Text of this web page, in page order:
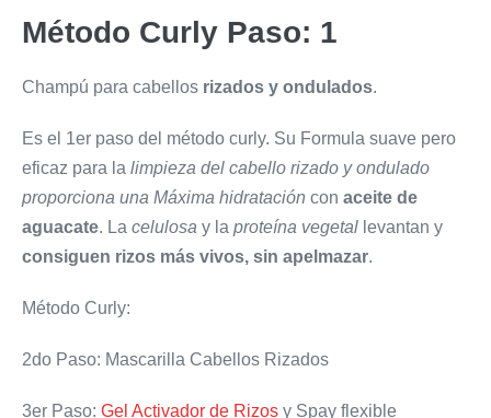
Método Curly Paso: 1
Champú para cabellos rizados y ondulados.
Es el 1er paso del método curly. Su Formula suave pero
eficaz para la limpieza del cabello rizado y ondulado
proporciona una Máxima hidratación con aceite de
aguacate. La celulosa y la proteína vegetal levantan y
consiguen rizos más vivos, sin apelmazar.
Método Curly:
2do Paso: Mascarilla Cabellos Rizados
3er Paso: Gel Activador de Rizos y Spay flexible